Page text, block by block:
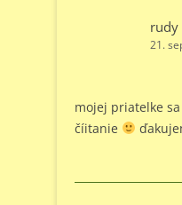
rudy
21.
mojej priatelke
číitanie